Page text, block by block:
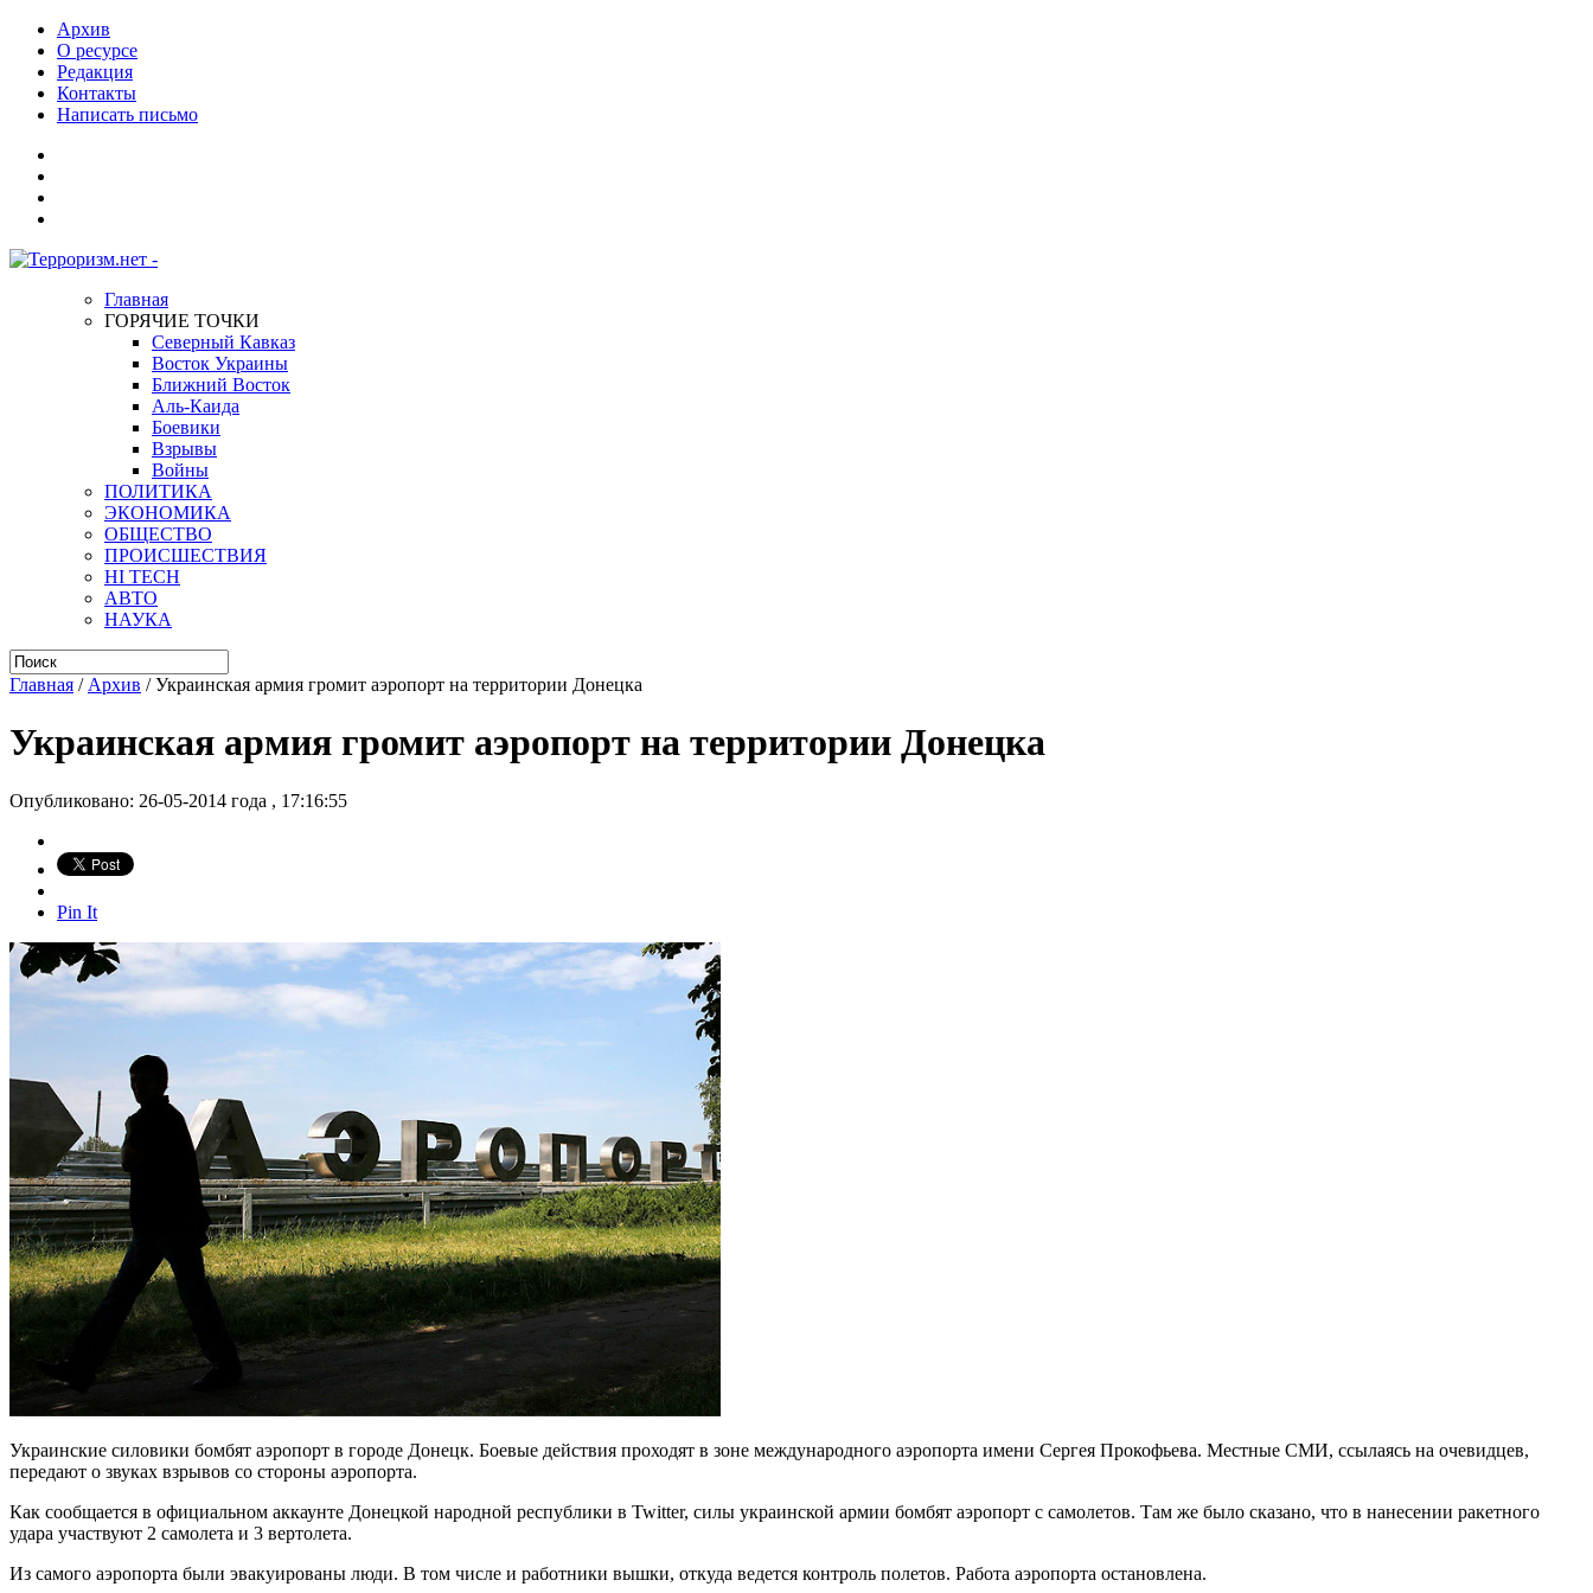
Архив
О ресурсе
Редакция
Контакты
Написать письмо
Главная
ГОРЯЧИЕ ТОЧКИ
Северный Кавказ
Восток Украины
Ближний Восток
Аль-Каида
Боевики
Взрывы
Войны
ПОЛИТИКА
ЭКОНОМИКА
ОБЩЕСТВО
ПРОИСШЕСТВИЯ
HI TECH
АВТО
НАУКА
Главная / Архив /Украинская армия громит аэропорт на территории Донецка
Украинская армия громит аэропорт на территории Донецка
Опубликовано: 26-05-2014 года , 17:16:55
Pin It
Украинские силовики бомбят аэропорт в городе Донецк. Боевые действия проходят в зоне международного аэропорта имени Сергея Прокофьева. Местные СМИ, ссылаясь на очевидцев,
передают о звуках взрывов со стороны аэропорта.
Как сообщается в официальном аккаунте Донецкой народной республики в Twitter, силы украинской армии бомбят аэропорт с самолетов. Там же было сказано, что в нанесении ракетного
удара участвуют 2 самолета и 3 вертолета.
Из самого аэропорта были эвакуированы люди. В том числе и работники вышки, откуда ведется контроль полетов. Работа аэропорта остановлена.